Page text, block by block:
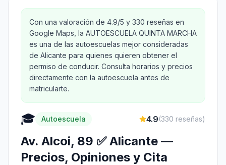
Con una valoración de 4.9/5 y 330 reseñas en
Google Maps, la AUTOESCUELA QUINTA MARCHA
es una de las autoescuelas mejor consideradas
de Alicante para quienes quieren obtener el
permiso de conducir. Consulta horarios y precios
directamente con la autoescuela antes de
matricularte.
🎓 Autoescuela 4.9(330 reseñas)
Av. Alcoi, 89 ✅ Alicante —
Precios, Opiniones y Cita